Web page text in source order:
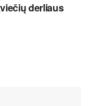
derliaus